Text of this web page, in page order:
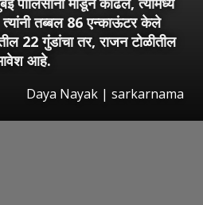
त्यांनी तब्बल 86 एन्काऊंटर केले
22 गुंडांचा तर, राजन टोळीतील
आहे.
Daya Nayak | sarkarnama